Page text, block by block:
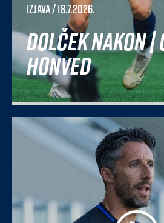
Izjava/ 18.7.2026.
Dolček nakon |
Honved